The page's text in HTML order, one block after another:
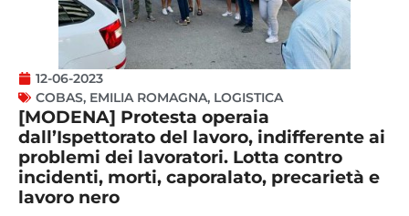
12-06-2023
COBAS, EMILIA ROMAGNA, LOGISTICA
[MODENA] Protesta operaia
dall’Ispettorato del lavoro, indifferente ai
problemi dei lavoratori. Lotta contro
incidenti, morti, caporalato, precarietà e
lavoro nero